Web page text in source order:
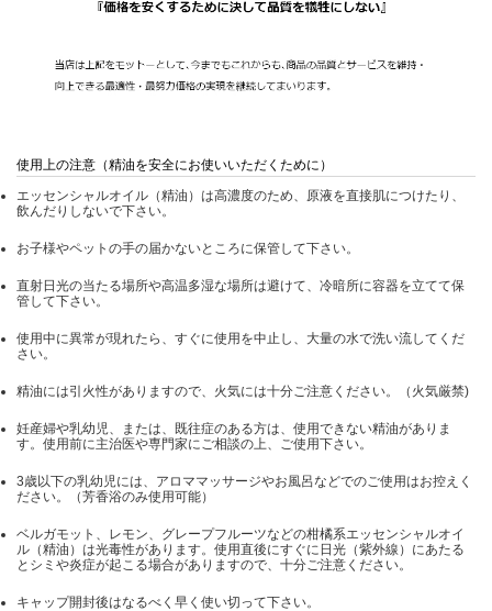
使用上の注意（精油を安全にお使いいただくために）
エッセンシャルオイル（精油）は高濃度のため、原液を直接肌につけたり、
飲んだりしないで下さい。
お子様やペットの手の届かないところに保管して下さい。
直射日光の当たる場所や高温多湿な場所は避けて、冷暗所に容器を立てて保
管して下さい。
使用中に異常が現れたら、すぐに使用を中止し、大量の水で洗い流してくだ
さい。
精油には引火性がありますので、火気には十分ご注意ください。（火気厳禁)
妊産婦や乳幼児、または、既往症のある方は、使用できない精油がありま
す。使用前に主治医や専門家にご相談の上、ご使用下さい。
3歳以下の乳幼児には、アロママッサージやお風呂などでのご使用はお控えく
ださい。（芳香浴のみ使用可能）
ベルガモット、レモン、グレープフルーツなどの柑橘系エッセンシャルオイ
ル（精油）は光毒性があります。使用直後にすぐに日光（紫外線）にあたる
とシミや炎症が起こる場合がありますので、十分ご注意ください。
キャップ開封後はなるべく早く使い切って下さい。